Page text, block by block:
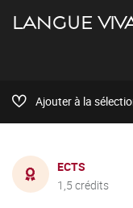
LANGUE
Ajouter à la
ECTS
1,5 crédits